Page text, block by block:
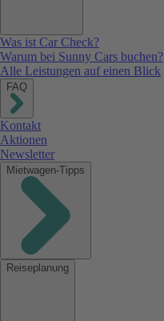
Was ist Car Check?
Warum bei Sunny Cars buchen?
Alle Leistungen auf einen Blick
FAQ
Kontakt
Aktionen
Newsletter
Mietwagen-Tipps
Reiseplanung